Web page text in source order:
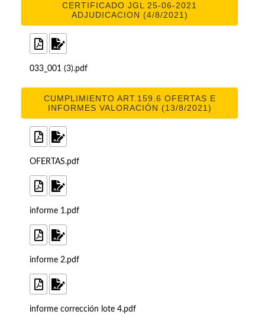
CERTIFICADO JGL 25-06-2021
ADJUDICACION (4/8/2021)
033_001 (3).pdf
CUMPLIMIENTO ART.159.6 OFERTAS E
INFORMES VALORACIÓN (13/8/2021)
OFERTAS.pdf
informe 1.pdf
informe 2.pdf
informe corrección lote 4.pdf